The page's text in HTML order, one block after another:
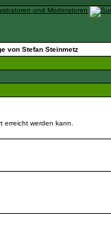
von Stefan Steinmetz
erreicht werden kann.